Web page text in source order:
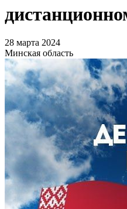
28 марта 2024
Минская область